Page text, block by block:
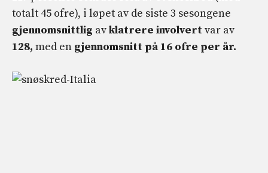
totalt 45 ofre), i løpet av de siste 3 sesongene
gjennomsnittlig avklatrere involvertvar av
128, med en gjennomsnitt på 16 ofre per år.